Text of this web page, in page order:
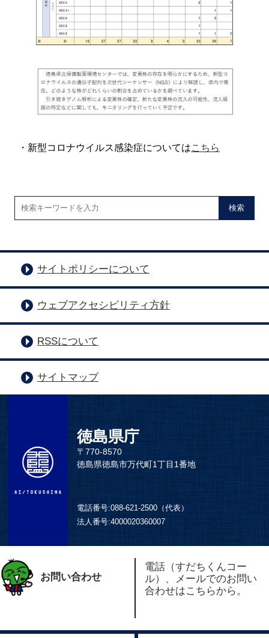
・新型コロナウイルス感染症についてはこちら
検索
サイトポリシーについて
ウェブアクセシビリティ方針
RSSについて
サイトマップ
徳島県庁
〒770-8570
徳島県徳島市万代町1丁目1番地
電話番号:088-621-2500（代表）
法人番号:4000020360007
お問い合わせ
電話（すだちくんコー
ル）、メールでのお問い
合わせはこちらから。